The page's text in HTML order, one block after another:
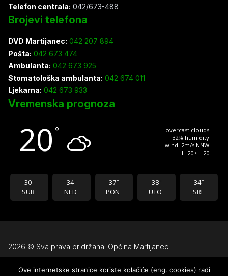
Telefon centrala: 042/673-488
Brojevi telefona
DVD Martijanec: 042 207 894
Pošta: 042 673 474
Ambulanta: 042 673 925
Stomatološka ambulanta: 042 674 011
Ljekarna: 042 673 933
Vremenska prognoza
20 °
overcast clouds
32% humidity
wind: 2m/s NNW
H 20 • L 20
30 °
SUB
34 °
NED
37 °
PON
38 °
UTO
34 °
SRI
2026 © Sva prava pridržana. Općina Martijanec
Uvjeti korištenja
Ove internetske stranice koriste kolačiće (eng. cookies) radi